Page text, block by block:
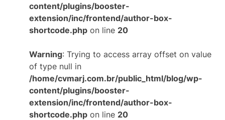
content/plugins/booster-
extension/inc/frontend/author-box-
shortcode.phpon line 20
Warning: Trying to access array offset on value
of type null in
/home/cvmarj.com.br/public_html/blog/wp-
content/plugins/booster-
extension/inc/frontend/author-box-
shortcode.phpon line 20